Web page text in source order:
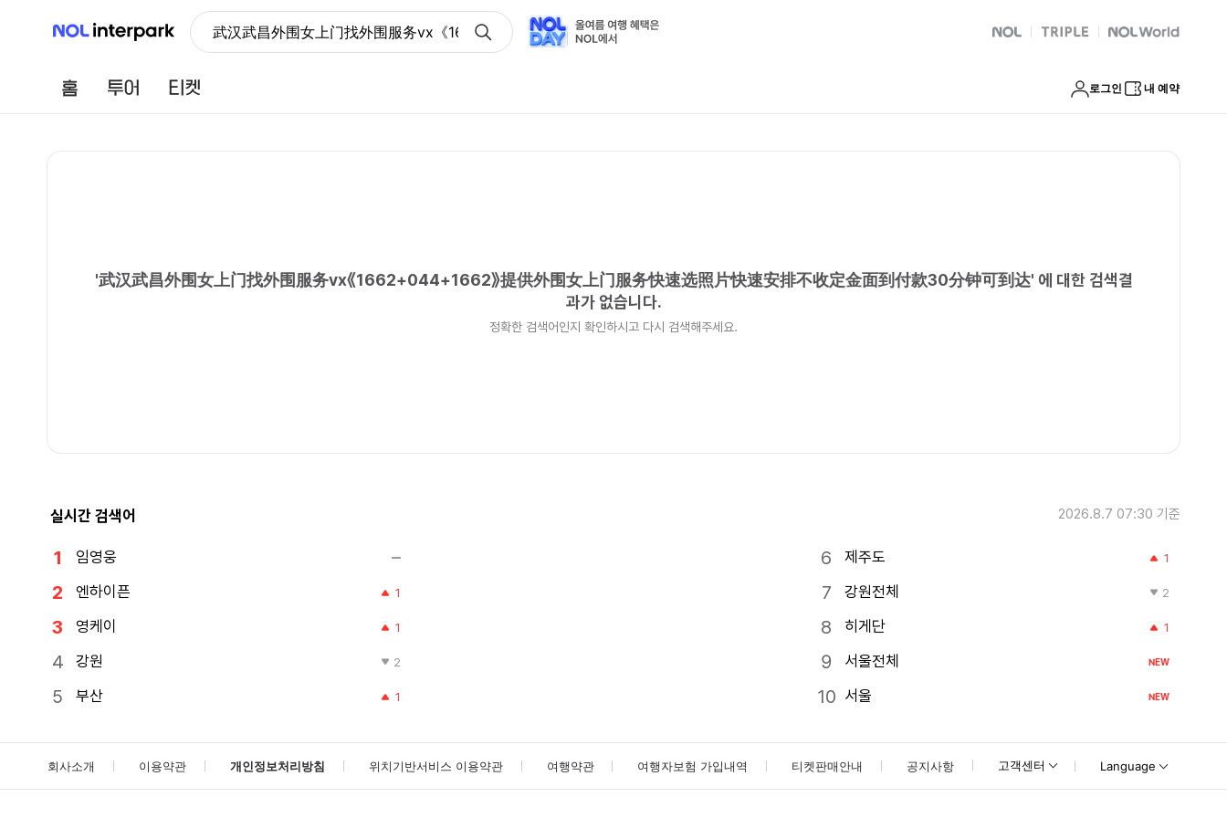
NOL 인터파크 武汉武昌外围女上门找外围服务vx《1662+044+1662》提供外围女上门服务快速选照片快速安排不收定金面到付款30分钟可到达
NOL 트리플 Global Interpark
홈 투어 로그인 내 예약
'武汉武昌外围女上门找外围服务vx《1662+044+1662》提供外围女上门服务快速选照片快速安排不收定金面到付款30分钟可到达' 에 대한 검색결
과가 없습니다.
정확한 검색어인지 확인하시고 다시 검색해주세요.
실시간 검색어 2026.8.7 07:30 기준
임영웅
엔하이픈
1
영케이 1
강원 2
부산 1
제주도 1
강원전체 2
히게단 1
서울전체 NEW
서울 NEW
회사소개 이용약관 개인정보처리방침 위치기반서비스 이용약관 여행약관 여행자보험 가입내역 티켓판매안내 공지사항 고객센터 Language